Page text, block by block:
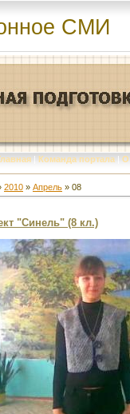
СМИ
| Команда портала | О
2010 » Апрель » 08
"Синель" (8 кл.)